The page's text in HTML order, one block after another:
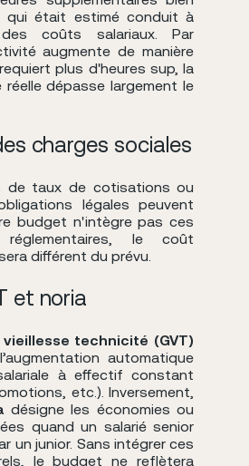
qui était estimé conduit à
coûts salariaux. Par
augmente de manière
plus d'heures sup, la
réelle dépasse largement le
charges sociales
de taux de cotisations ou
légales peuvent
budget n'intègre pas ces
réglementaires, le coût
différent du prévu.
et noria
technicité (GVT)
automatique
à effectif constant
etc.). Inversement,
désigne les économies ou
quand un salarié senior
un junior. Sans intégrer ces
le budget ne reflètera